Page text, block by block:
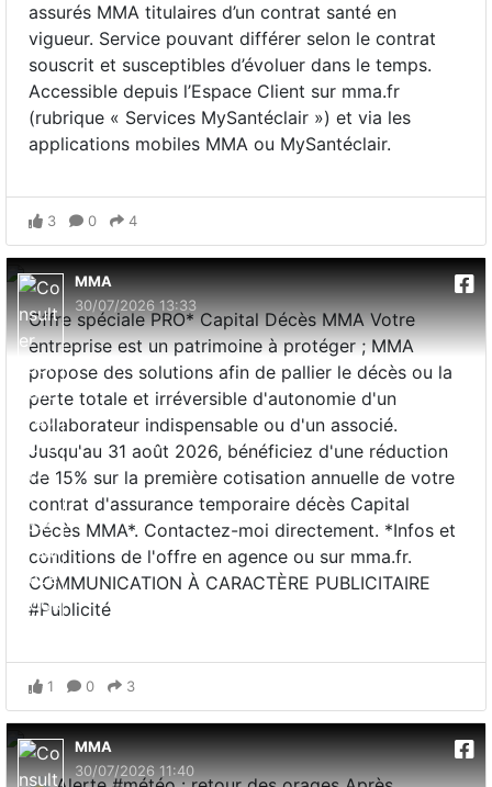
assurés MMA titulaires d’un contrat santé en
vigueur. Service pouvant différer selon le contrat
souscrit et susceptibles d’évoluer dans le temps.
Accessible depuis l’Espace Client sur mma.fr
(rubrique « Services MySantéclair ») et via les
applications mobiles MMA ou MySantéclair.
3 0 4
MMA
30/07/2026 13:33
Offre spéciale PRO* Capital Décès MMA Votre
entreprise est un patrimoine à protéger ; MMA
propose des solutions afin de pallier le décès ou la
perte totale et irréversible d'autonomie d'un
collaborateur indispensable ou d'un associé.
Jusqu'au 31 août 2026, bénéficiez d'une réduction
de 15% sur la première cotisation annuelle de votre
contrat d'assurance temporaire décès Capital
Décès MMA*. Contactez-moi directement. *Infos et
conditions de l'offre en agence ou sur mma.fr.
COMMUNICATION À CARACTÈRE PUBLICITAIRE
#Publicité
1 0 3
MMA
30/07/2026 11:40